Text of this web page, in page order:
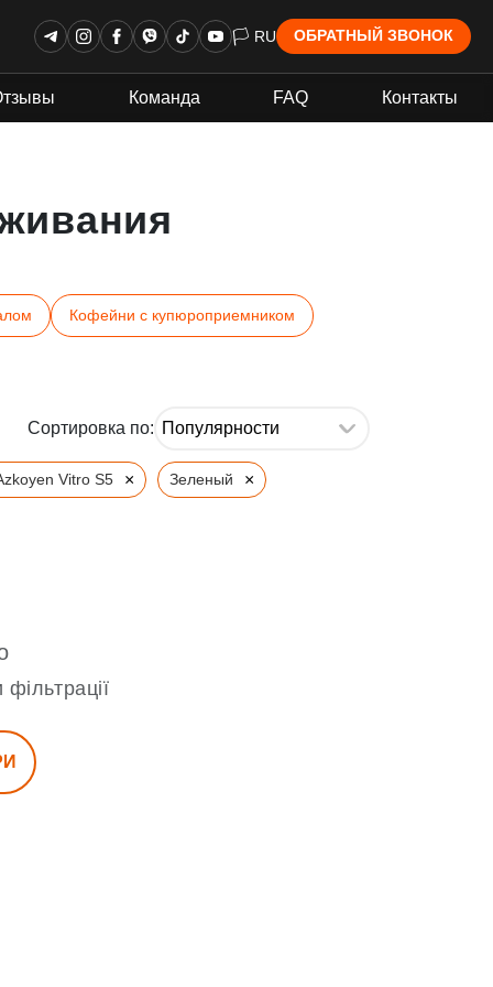
🏳 RU ОБРАТНЫЙ ЗВОНОК
Команда FAQ Контакты
Кофейни с купюроприемником
Сортировка по:
Vitro S5 × Зеленый ×